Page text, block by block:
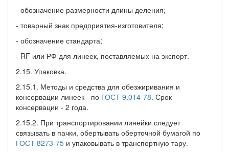
- обозначение размерности длины деления;
- товарный знак предприятия-изготовителя;
- обозначение стандарта;
- RF или РФ для линеек, поставляемых на экспорт.
2.15. Упаковка.
2.15.1. Методы и средства для обезжиривания и
консервации линеек - по ГОСТ 9.014-78. Срок
консервации - 2 года.
2.15.2. При транспортировании линейки следует
связывать в пачки, обертывать оберточной бумагой по
ГОСТ 8273-75 и упаковывать в транспортную тару.